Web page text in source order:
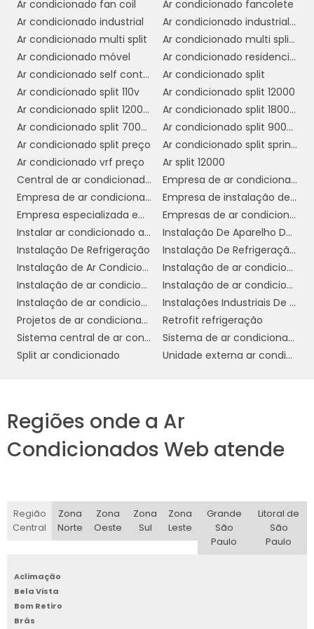
de segurança. Isso inclui a montagem das
unidades, a conexão do sistema de tubulação
e a verificação de todos os componentes
elétricos.
Teste e Ajustes:
Após a instalação, é
fundamental realizar testes para assegurar
que o sistema esteja funcionando
corretamente. Isso inclui verificar a
temperatura, o fluxo de ar e a eficiência
energética. Ajustes podem ser necessários
para otimizar o desempenho.
Orientação ao Cliente:Finalmente, é
importante fornecer ao cliente uma
orientação completa sobre o uso e a
manutenção do equipamento, garantindo
que eles saibam como operar o sistema de
forma eficiente e segura.
MANUTENÇÃO E
A manutenção regular do ar condicionado
Daikin é crucial para garantir seu desempenho
eficiente e prolongar sua vida útil em
e cuidados com seu sistema Daikin:
Limpeza dos Filtros:Os filtros do ar
regularmente, pois acumulam poeira e
partículas que podem prejudicar a qualidade
do ar e a eficiência do sistema. Recomenda-
Ar condicionado fan coil
Ar condicionado fancolete
Ar condicionado industrial
Ar condicionado industrial campinas
Ar condicionado multi split
Ar condicionado multi split comprar
Ar condicionado móvel
Ar condicionado residencial
Ar condicionado self contained preço
Ar condicionado split
Ar condicionado split 110v
Ar condicionado split 12000
Ar condicionado split 12000 btus inverter
Ar condicionado split 1800 btus
Ar condicionado split 7000 btus
Ar condicionado split 9000 btus inverter
Ar condicionado split preço
Ar condicionado split springer
Ar condicionado vrf preço
Ar split 12000
Central de ar condicionado industrial
Empresa de ar condicionado central
Empresa de ar condicionado em cosmópolis
Empresa de instalação de ar condicionado em sp
Empresa especializada em ar condicionado em sp
Empresas de ar condicionado sp
Instalar ar condicionado americana
Instalação De Aparelho De Refrigeração
Instalação De Refrigeração
Instalação De Refrigeração Em Sp
Instalação de Ar Condicionado
Instalação de ar condicionado campinas
Instalação de ar condicionado daikin
Instalação de ar condicionado em sp
Instalação de ar condicionado fujitsu
Instalações Industriais De Refrigeração
Projetos de ar condicionado
Retrofit refrigeração
Sistema central de ar condicionado
Sistema de ar condicionado industrial
Split ar condicionado
Unidade externa ar condicionado
Regiões onde a Ar
Condicionados Web atende
Região
Central
Zona
Norte
Zona
Oeste
Zona
Sul
Zona
Leste
Grande
São
Paulo
Litoral de
São
Paulo
Aclimação
Bela Vista
Bom Retiro
Brás